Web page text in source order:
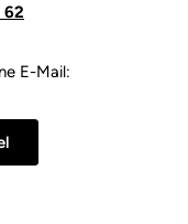
62
E-Mail: